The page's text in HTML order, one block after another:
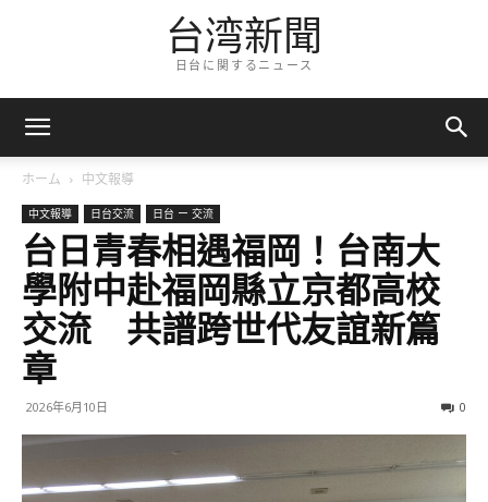
台湾新聞
日台に関するニュース
ホーム 中文報導
中文報導 日台交流 日台 ー 交流
台日青春相遇福岡！台南大
學附中赴福岡縣立京都高校
交流 共譜跨世代友誼新篇
章
2026年6月10日 0